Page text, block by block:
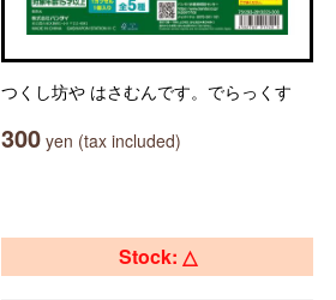
つくし坊や はさむんです。でらっくす
300 yen (tax included)
Stock: △